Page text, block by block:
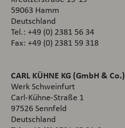
59063 Hamm
Deutschland
Tel.: +49 (0) 2381 56 34
Fax: +49 (0) 2381 59 318
CARL KÜHNE KG (GmbH & Co.)
Werk Schweinfurt
Carl-Kühne-Straße 1
97526 Sennfeld
Deutschland